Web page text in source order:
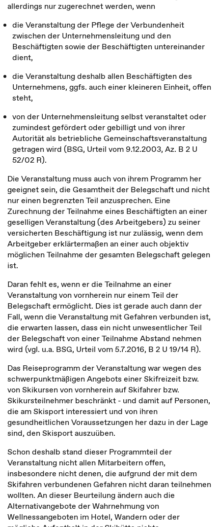
allerdings nur zugerechnet werden, wenn
die Veranstaltung der Pflege der Verbundenheit
zwischen der Unternehmensleitung und den
Beschäftigten sowie der Beschäftigten untereinander
dient,
die Veranstaltung deshalb allen Beschäftigten des
Unternehmens, ggfs. auch einer kleineren Einheit, offen
steht,
von der Unternehmensleitung selbst veranstaltet oder
zumindest gefördert oder gebilligt und von ihrer
Autorität als betriebliche Gemeinschaftsveranstaltung
getragen wird (BSG, Urteil vom 9.12.2003, Az. B 2 U
52/02 R).
Die Veranstaltung muss auch von ihrem Programm her
geeignet sein, die Gesamtheit der Belegschaft und nicht
nur einen begrenzten Teil anzusprechen. Eine
Zurechnung der Teilnahme eines Beschäftigten an einer
geselligen Veranstaltung (des Arbeitgebers) zu seiner
versicherten Beschäftigung ist nur zulässig, wenn dem
Arbeitgeber erklärtermaßen an einer auch objektiv
möglichen Teilnahme der gesamten Belegschaft gelegen
ist.
Daran fehlt es, wenn er die Teilnahme an einer
Veranstaltung von vornherein nur einem Teil der
Belegschaft ermöglicht. Dies ist gerade auch dann der
Fall, wenn die Veranstaltung mit Gefahren verbunden ist,
die erwarten lassen, dass ein nicht unwesentlicher Teil
der Belegschaft von einer Teilnahme Abstand nehmen
wird (vgl. u.a. BSG, Urteil vom 5.7.2016, B 2 U 19/14 R).
Das Reiseprogramm der Veranstaltung war wegen des
schwerpunktmäßigen Angebots einer Skifreizeit bzw.
von Skikursen von vornherein auf Skifahrer bzw.
Skikursteilnehmer beschränkt - und damit auf Personen,
die am Skisport interessiert und von ihren
gesundheitlichen Voraussetzungen her dazu in der Lage
sind, den Skisport auszuüben.
Schon deshalb stand dieser Programmteil der
Veranstaltung nicht allen Mitarbeitern offen,
insbesondere nicht denen, die aufgrund der mit dem
Skifahren verbundenen Gefahren nicht daran teilnehmen
wollten. An dieser Beurteilung ändern auch die
Alternativangebote der Wahrnehmung von
Wellnessangeboten im Hotel, Wandern oder der